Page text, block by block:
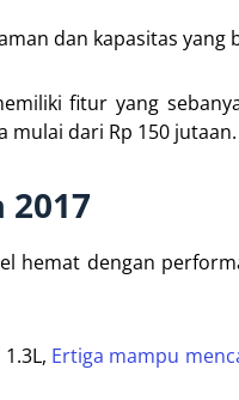
dan kapasitas
fitur yang
mulai dari Rp 150 jutaan.
2017
hemat dengan
Ertiga mampu